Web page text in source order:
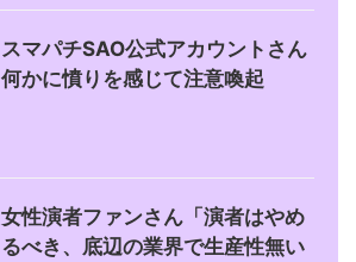
スマパチSAO公式アカウントさん
何かに憤りを感じて注意喚起
女性演者ファンさん「演者はやめ
るべき、底辺の業界で生産性無い